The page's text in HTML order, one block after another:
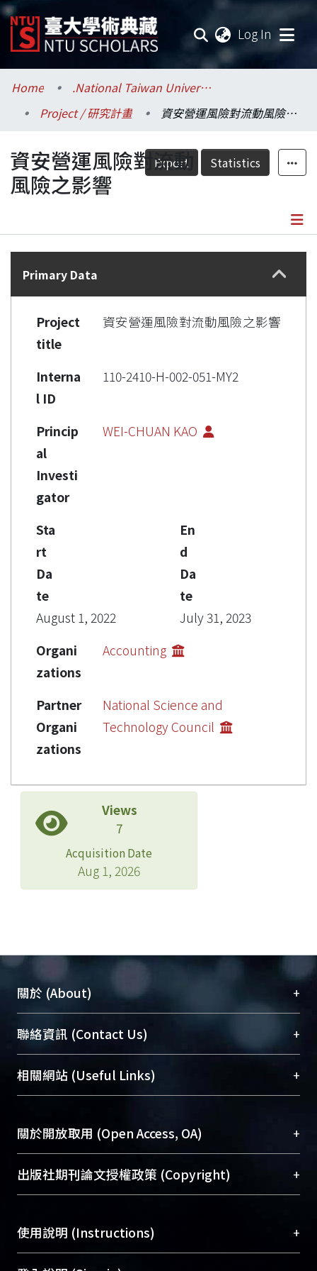
Log In
Communities & Collections
Research Outputs
Fundings & Projects
Researchers
Statistics
Home
.National Taiwan University / 國立臺灣大學
Project / 研究計畫
資安營運風險對流動風險之影響
Export Statistics
資安營運風險對流動
風險之影響
Details
Primary Data
Project
title
資安營運風險對流動風險之影響
Interna
l ID
110-2410-H-002-051-MY2
Princip
al
Investi
gator
WEI-CHUAN KAO
Sta
rt
Da
te
August 1, 2022
En
d
Da
te
July 31, 2023
Organi
zations
Accounting
Partner
Organi
zations
National Science and
Technology Council
Views
7
Acquisition Date
Aug 1, 2026
關於 (About) +
臺大位居世界頂尖大學之列，為永久珍藏及向國際
展現本校豐碩的研究成果及學術能量，圖書館整合
機構典藏（NTUR）與學術庫（AH）不同功能平
台，成為臺大學術典藏NTU scholars。期能整合研
成果。
To permanently archive and promote researcher
profiles and scholarly works, Library integrates the
services of “NTU Repository” with “Academic
聯絡資訊 (Contact Us) +
總館學科館員(Main Library)
醫學圖書館學科館員(Medical Library)
Sciences Library)
相關網站 (Useful Links) +
關於開放取用 (Open Access, OA) +
開放取用是從使用者角度提升資訊取用性的社會運
動，應用在學術研究上是透過將研究著作公開供使
用逐年攀升。同時可加速研究發展、提升研究影響
Archive）平台。 （點選深入了解OA）
出版社期刊論文授權政策 (Copyright) +
含部分內容的版權非匯入者所有，或由第三方贊
助與合作完成，請確認該版權所有者及第三方同
使用說明 (Instructions) +